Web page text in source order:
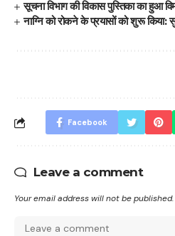
सूचना विभाग की विकास पुस्तिका का हुआ
नाग्नि को रोकने के प्रयासों को शुरू किया:
Facebook
Leave a comment
Your email address will not be published.